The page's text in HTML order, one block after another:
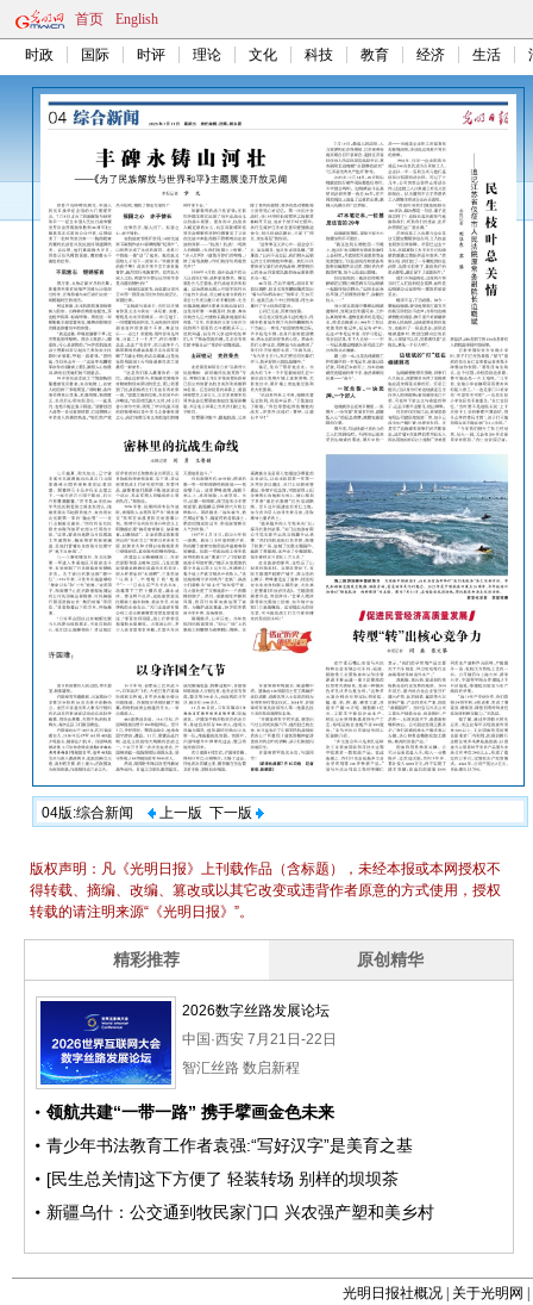
首页 English
时政 国际 时评 理论 文化 科技 教育 经济 生活
04版:综合新闻 上一版 下一版
光明日报社概况 关于光明网